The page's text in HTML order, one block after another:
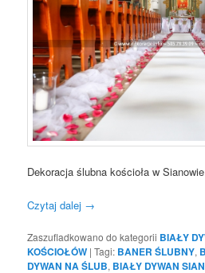
Dekoracja ślubna kościoła w
Czytaj dalej →
Zaszufladkowano do kategorii BIAŁY
KOŚCIOŁÓW |Tagi: BANER ŚLUBNY,
DYWAN NA ŚLUB, BIAŁY DYWAN